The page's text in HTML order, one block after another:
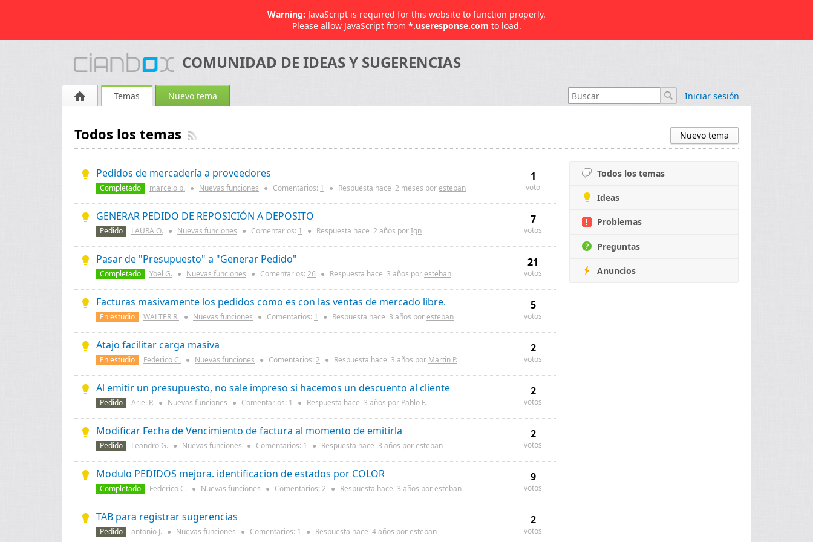
Warning: JavaScript is required for this website to function properly.
Please allow JavaScript from *.useresponse.com to load.
COMUNIDAD DE IDEAS Y SUGERENCIAS
Temas Nuevo tema Iniciar sesión
Nuevo tema
Todos los temas
Todos los temas
Ideas
Problemas
Preguntas
Anuncios
Pedidos de mercadería a proveedores
Completado marcelo b. ● Nuevas funciones ● Comentarios: 1 ● Respuesta hace 2 meses poresteban
1
voto
GENERAR PEDIDO DE REPOSICIÓN A DEPOSITO
Pedido LAURA O. ● Nuevas funciones ● Comentarios: 1 ● Respuesta hace 2 años porIgn
7
votos
Pasar de "Presupuesto" a "Generar Pedido"
Completado Yoel G. ● Nuevas funciones ● Comentarios: 26 ● Respuesta hace 3 años poresteban
21
votos
Facturas masivamente los pedidos como es con las ventas de mercado libre.
En estudio WALTER R. ● Nuevas funciones ● Comentarios: 1 ● Respuesta hace 3 años poresteban
5
votos
Atajo facilitar carga masiva
En estudio Federico C. ● Nuevas funciones ● Comentarios: 2 ● Respuesta hace 3 años por Martin P.
2
votos
Al emitir un presupuesto, no sale impreso si hacemos un descuento al cliente
Pedido Ariel P. ● Nuevas funciones ● Comentarios: 1 ● Respuesta hace 3 años por Pablo F.
2
votos
Modificar Fecha de Vencimiento de factura al momento de emitirla
Pedido Leandro G. ● Nuevas funciones ● Comentarios: 1 ● Respuesta hace 3 años poresteban
2
votos
Modulo PEDIDOS mejora. identificacion de estados por COLOR
Completado Federico C. ● Nuevas funciones ● Comentarios: 2 ● Respuesta hace 3 años poresteban
9
votos
TAB para registrar sugerencias
Pedido antonio J. ● Nuevas funciones ● Comentarios: 1 ● Respuesta hace 4 años poresteban
2
votos